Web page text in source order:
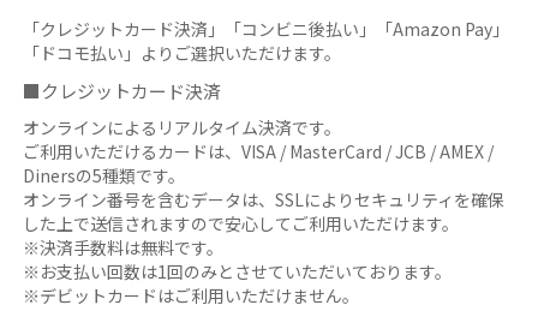
「クレジットカード決済」「コンビニ後払い」「Amazon Pay」
「ドコモ払い」よりご選択いただけます。
■クレジットカード決済
オンラインによるリアルタイム決済です。
ご利用いただけるカードは、VISA / MasterCard / JCB / AMEX /
Dinersの5種類です。
オンライン番号を含むデータは、SSLによりセキュリティを確保
した上で送信されますので安心してご利用いただけます。
※決済手数料は無料です。
※お支払い回数は1回のみとさせていただいております。
※デビットカードはご利用いただけません。